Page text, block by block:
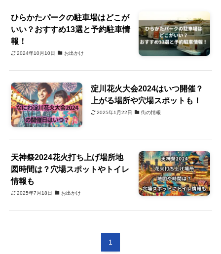
ひらかたパークの駐車場はどこが
いい？おすすめ13選と予約駐車情
報！
2024年10月10日 お出かけ
淀川花火大会2024はいつ開催？
上がる場所や穴場スポットも！
2025年1月22日 街の情報
天神祭2024花火打ち上げ場所地
図時間は？穴場スポットやトイレ
情報も
2025年7月18日 お出かけ
1